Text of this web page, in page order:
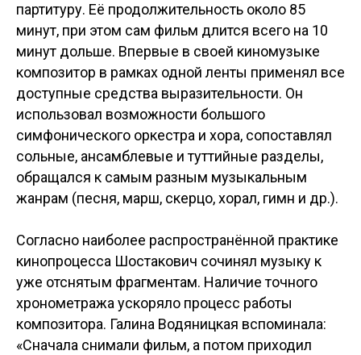
партитуру. Её продолжительность около 85
минут, при этом сам фильм длится всего на 10
минут дольше. Впервые в своей киномузыке
композитор в рамках одной ленты применял все
доступные средства выразительности. Он
использовал возможности большого
симфонического оркестра и хора, сопоставлял
сольные, ансамблевые и туттийные разделы,
обращался к самым разным музыкальным
жанрам (песня, марш, скерцо, хорал, гимн и др.).
Согласно наиболее распространённой практике
кинопроцесса Шостакович сочинял музыку к
уже отснятым фрагментам. Наличие точного
хронометража ускоряло процесс работы
композитора. Галина Водяницкая вспоминала:
«Сначала снимали фильм, а потом приходил